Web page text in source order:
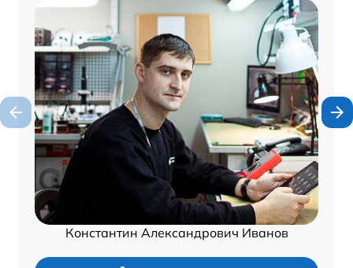
Константин Александрович Иванов